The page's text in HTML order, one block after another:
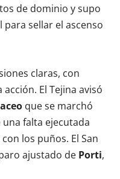
de dominio y supo
sellar el ascenso
claras, con
El Tejina avisó
que se marchó
falta ejecutada
los puños. El San
ajustado de Porti,